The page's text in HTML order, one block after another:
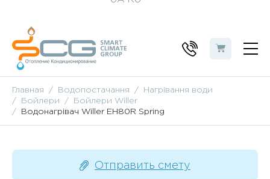
Главная Водопостачання
Нагрівання води
Бойлери
Бойлери Willer
Водонагрівач Willer EH80R Spring
Отправить смету